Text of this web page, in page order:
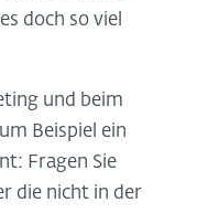
doch so viel
und beim
Beispiel ein
Fragen Sie
die nicht in der